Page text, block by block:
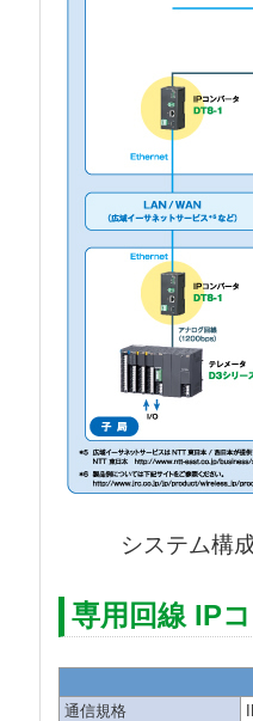
システム構
専用回線 IP
通信規格